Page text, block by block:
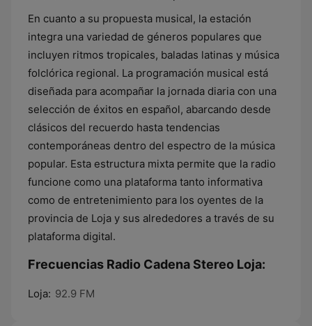
En cuanto a su propuesta musical, la estación
integra una variedad de géneros populares que
incluyen ritmos tropicales, baladas latinas y música
folclórica regional. La programación musical está
diseñada para acompañar la jornada diaria con una
selección de éxitos en español, abarcando desde
clásicos del recuerdo hasta tendencias
contemporáneas dentro del espectro de la música
popular. Esta estructura mixta permite que la radio
funcione como una plataforma tanto informativa
como de entretenimiento para los oyentes de la
provincia de Loja y sus alrededores a través de su
plataforma digital.
Frecuencias Radio Cadena Stereo Loja:
Loja: 92.9 FM